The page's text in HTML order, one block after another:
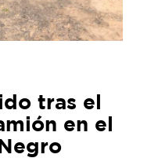
tras el
en el